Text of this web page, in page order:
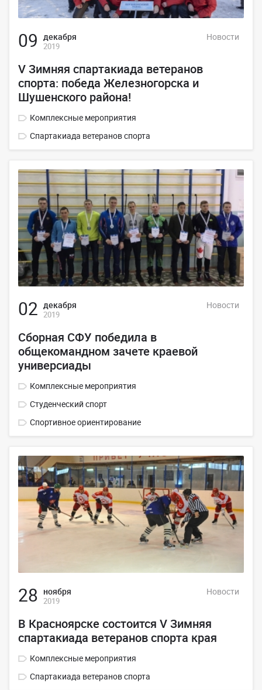
09 декабря
2019
Новости
V Зимняя спартакиада ветеранов
спорта: победа Железногорска и
Шушенского района!
Комплексные мероприятия
Спартакиада ветеранов спорта
02 декабря
2019
Новости
Сборная СФУ победила в
общекомандном зачете краевой
универсиады
Комплексные мероприятия
Студенческий спорт
Спортивное ориентирование
28 ноября
2019
Новости
В Красноярске состоится V Зимняя
спартакиада ветеранов спорта края
Комплексные мероприятия
Спартакиада ветеранов спорта